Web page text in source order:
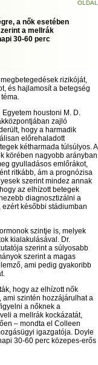
OLDAL
a nők esetében
a mellrák
30-60 perc
rizikóját,
és hajlamosít a betegség
Egyetem houstoni M. D.
zajló
hogy a harmadik
előrehaladott
kétharmada túlsúlyos. A
körében nagyobb arányban
gyulladásos emlőrákot,
ritkább, ám a prognózisa
szerint mindez annak
az elhízott betegek
diagnosztizálni a
ezért későbbi stádiumban
szintje is, melyek
kialakulásával. Dr.
szerint a súlyosabb
szerint a magas
ami pedig gyakoribb
hogy az elhízott nők
ami szintén hozzájárulhat a
a nőknek a
a mellrák kockázatát,
– mondta el Colleen
igazgatója. Doyle
30-60 perc közepes-erős